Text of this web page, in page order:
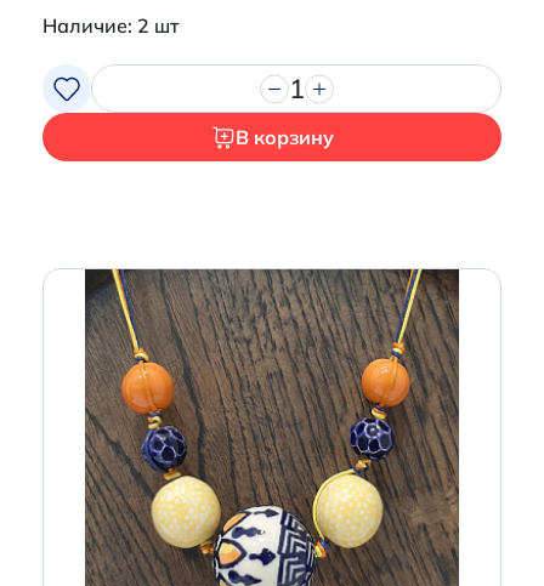
Наличие: 2 шт
1
В корзину